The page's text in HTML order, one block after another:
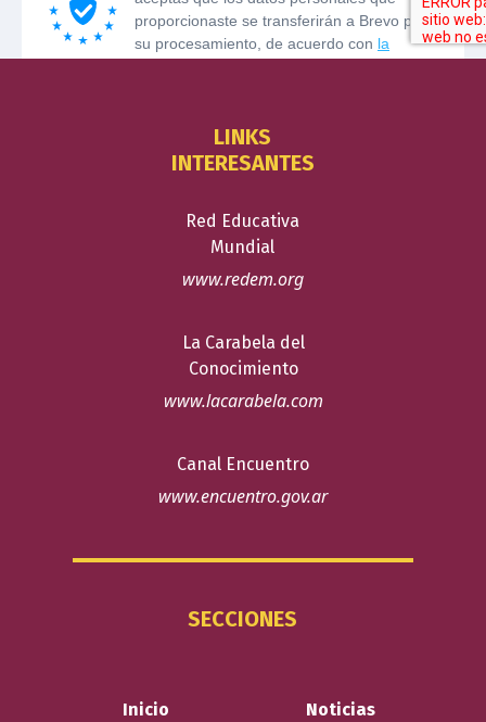
LINKS
INTERESANTES
Red Educativa
Mundial
www.redem.org
La Carabela del
Conocimiento
www.lacarabela.com
Canal Encuentro
www.encuentro.gov.ar
SECCIONES
Inicio Noticias